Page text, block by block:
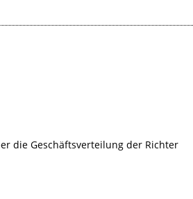
die Geschäftsverteilung der Richter